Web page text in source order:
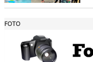
FOTO